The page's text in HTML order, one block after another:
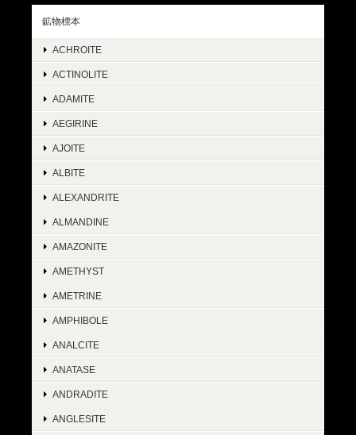
鉱物標本
ACHROITE
ACTINOLITE
ADAMITE
AEGIRINE
AJOITE
ALBITE
ALEXANDRITE
ALMANDINE
AMAZONITE
AMETHYST
AMETRINE
AMPHIBOLE
ANALCITE
ANATASE
ANDRADITE
ANGLESITE